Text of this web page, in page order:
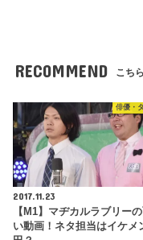
RECOMMEND こち
俳優・
2017.11.23
【M1】マヂカルラブリー
い動画！ネタ担当はイケメ